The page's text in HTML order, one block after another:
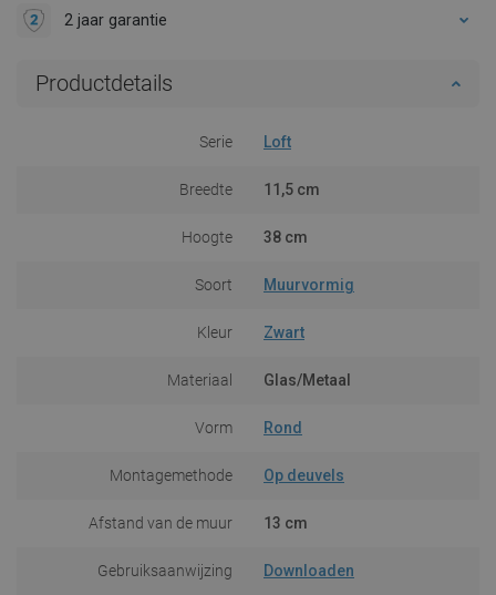
2 jaar garantie
Productdetails
Serie Loft
Breedte 11,5 cm
Hoogte 38 cm
Soort Muurvormig
Kleur Zwart
Materiaal Glas/Metaal
Vorm Rond
Montagemethode Op deuvels
Afstand van de muur 13 cm
Gebruiksaanwijzing Downloaden